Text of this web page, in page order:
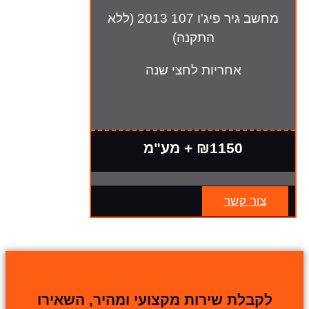
מחשב גיר פיג'ו 107 2013 (ללא
התקנה)
אחריות לחצי שנה
₪1150 + מע"מ
צור קשר
לקבלת שירות מקצועי ומהיר, השאירו